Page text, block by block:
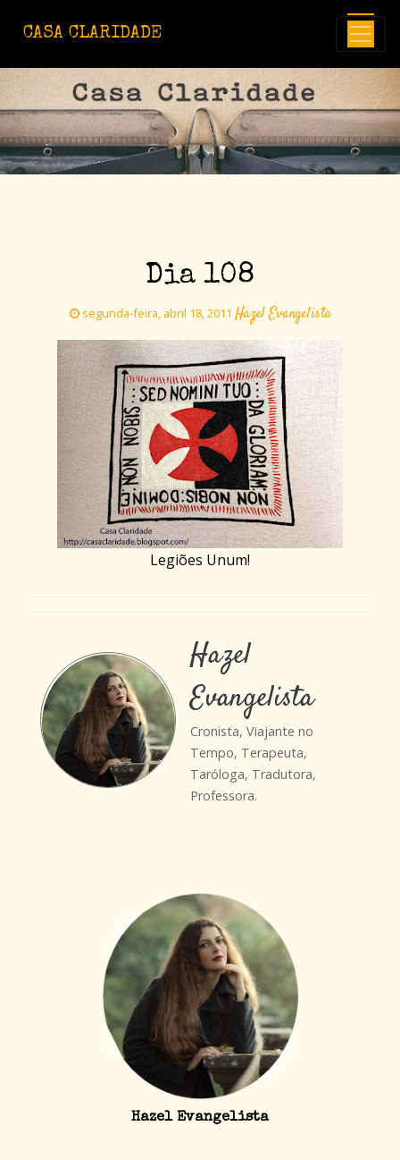
CASA CLARIDADE
Dia 108
segunda-feira, abril 18, 2011 Hazel Evangelista
Legiões Unum!
Hazel
Evangelista
Cronista, Viajante no
Tempo, Terapeuta,
Taróloga, Tradutora,
Professora.
Hazel Evangelista